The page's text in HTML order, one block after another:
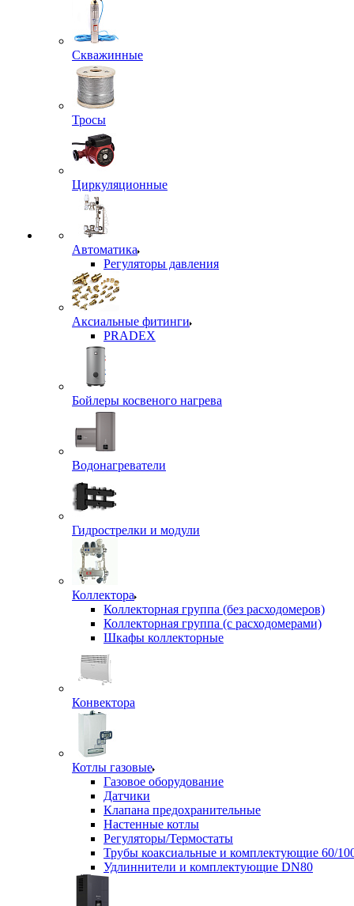
Скважинные
Тросы
Циркуляционные
Автоматика
Регуляторы давления
Аксиальные фитинги
PRADEX
Бойлеры косвеного нагрева
Водонагреватели
Гидрострелки и модули
Коллектора
Коллекторная группа (без расходомеров)
Коллекторная группа (с расходомерами)
Шкафы коллекторные
Конвектора
Котлы газовые
Газовое оборудование
Датчики
Клапана предохранительные
Настенные котлы
Регуляторы/Термостаты
Трубы коаксиальные и комплектующие 60/
Удлиннители и комплектующие DN80